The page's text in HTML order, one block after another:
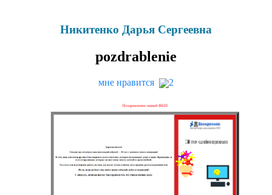
Никитенко Дарья Сергеевна
poz­drable­nie
мне нравится 2